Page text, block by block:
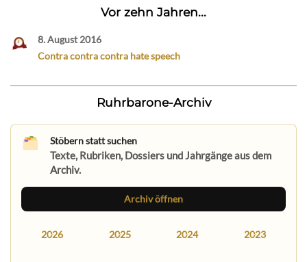
Vor zehn Jahren...
8. August 2016
Contra contra contra hate speech
Ruhrbarone-Archiv
Stöbern statt suchen
Texte, Rubriken, Dossiers und Jahrgänge aus dem
Archiv.
Archiv öffnen
2026 2025 2024 2023